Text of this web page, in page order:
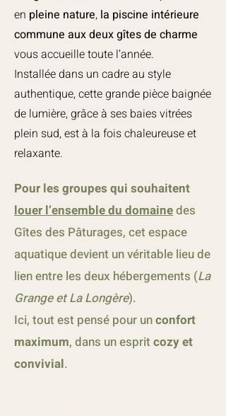
en pleine nature, la piscine intérieure
commune aux deux gîtes de charme
vous accueille toute l’année.
Installée dans un cadre au style
authentique, cette grande pièce baignée
de lumière, grâce à ses baies vitrées
plein sud, est à la fois chaleureuse et
relaxante.
Pour les groupes qui souhaitent
louer l’ensemble du domainedes
Gîtes des Pâturages, cet espace
aquatique devient un véritable lieu de
lien entre les deux hébergements (La
Grange et La Longère).
Ici, tout est pensé pour unconfort
maximum, dans un esprit cozy et
convivial.